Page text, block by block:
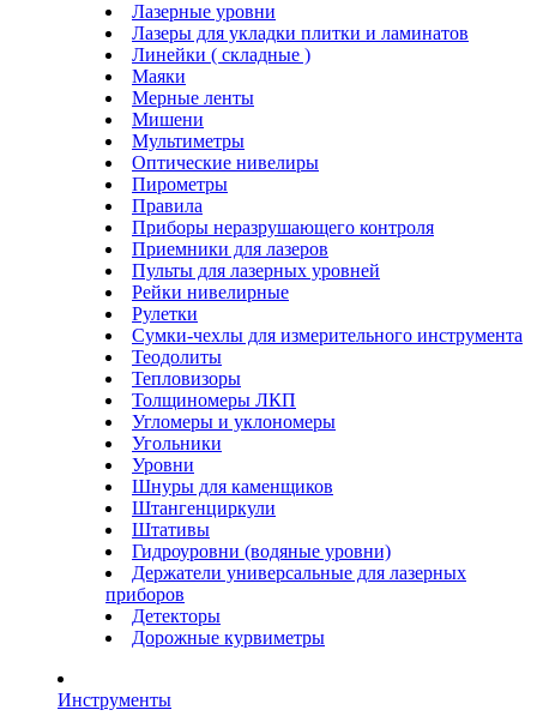
Лазерные уровни
Лазеры для укладки плитки и ламинатов
Линейки ( складные )
Маяки
Мерные ленты
Мишени
Мультиметры
Оптические нивелиры
Пирометры
Правила
Приборы неразрушающего контроля
Приемники для лазеров
Пульты для лазерных уровней
Рейки нивелирные
Рулетки
Сумки-чехлы для измерительного инструмента
Теодолиты
Тепловизоры
Толщиномеры ЛКП
Угломеры и уклономеры
Угольники
Уровни
Шнуры для каменщиков
Штангенциркули
Штативы
Гидроуровни (водяные уровни)
Держатели универсальные для лазерных
приборов
Детекторы
Дорожные курвиметры
Инструменты